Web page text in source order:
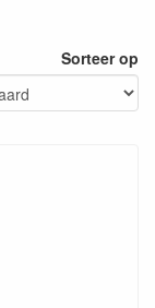
Sorteer op